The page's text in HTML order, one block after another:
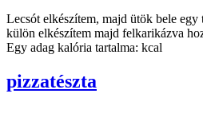
Lecsót elkészítem, majd ütök bele
külön elkészítem majd felkarikázva
Egy adag kalória tartalma: kcal
pizzatészta